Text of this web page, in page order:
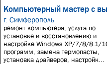
Компьютерный мастер с
г. Симферополь
ремонт компьютера, услуга по
установке и восстановлению и
настройке Windows XP/7/8/8.1/
программ, замена термопасты,
установка драйверов, настройк...